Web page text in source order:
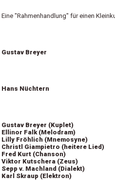
Eine "Rahmenhandlung" für einen
Gustav Breyer
Hans Nüchtern
Gustav Breyer (Kuplet)
Ellinor Falk (Melodram)
Lilly Fröhlich (Mnemosyne)
Christl Giampietro (heitere Lied)
Fred Kurt (Chanson)
Viktor Kutschera (Zeus)
Sepp v. Machland (Dialekt)
Karl Skraup (Elektron)